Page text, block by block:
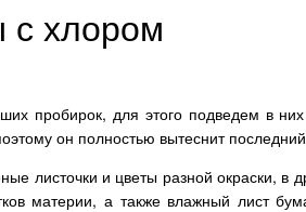
хлором
пробирок, для этого подведем в
он полностью вытеснит
листочки и цветы разной окраски, в
материи, а также влажный лист